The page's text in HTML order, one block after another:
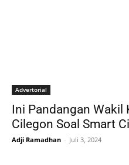
Advertorial
Ini Pandangan Wakil
Cilegon Soal Smart
Adji Ramadhan - Juli 3, 2024